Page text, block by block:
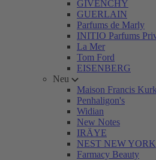
GIVENCHY
GUERLAIN
Parfums de Marly
INITIO Parfums
La Mer
Tom Ford
EISENBERG
Neu
Maison Francis
Penhaligon's
Widian
New Notes
IRÄYE
NEST NEW YORK
Farmacy Beauty